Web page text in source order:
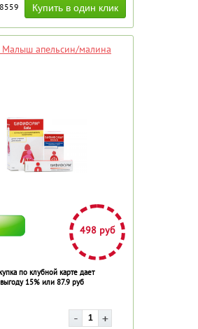
апельсин/малина
498 руб
по клубной карте дает
выгоду 15% или 87.9 руб